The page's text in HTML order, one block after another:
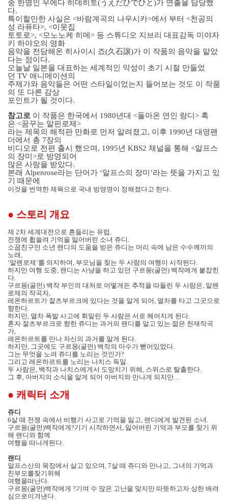
중 한명인 우에다 히데히토(うえだひでひと)가 연출을 담당했
다.
특이할만한 사실은 <바람계곡의 나우시카>에서 부터 <천공의
성 라퓨타>, <이웃집
토토로>, <모노노케 히메 > 등 스튜디오 지브리 대표감독 미야자
키 하야오의 영화
음악을 전담해온 히사이시 죠(久石譲)가 이 작품의 음악을 맡았
다는 점이다.
오늘날 일본을 대표하는 세계적인 악성이 초기 시절 만들었
던 TV 애니메이션의
주제가와 음악들은 어떤 스타일이었는지 들어보는 것도 이 작품
의 또 다른 감상
포인트가 될 것이다.
참고로 이 작품은 한국에서 1980년대 <돌아온 연인 랑디 > 혹
은 <꿈꾸는 알핀로제 >
라는 제목의 해적판 만화로 먼저 알려졌고, 이후 1990년 대영팬
더에서 총 7장의
비디오로 전편 출시 했으며 , 1995년 KBS2 채널을 통해 <알프스
의 장미 >로 방영되어
많은 사랑을 받았다.
본래 Alpenrose라는 단어가 ‘알프스의 장미’라는 뜻을 가지고 있
기 때문에
이것을 번역한 제목으로 국내 방영명이 정해졌다고 한다.
● 스토리 개요
제 2차 세계대전으로 흔들리는 유럽 .
전쟁에 휩쓸려 기억을 잃어버린 소녀 쥬디 .
소꿉친구인 소년 랜디의 도움을 받은 쥬디는 머리 속에 남은 수수께끼의
노래,
‘알펜로제’를 의지하며, 부모님을 찾는 두 사람의 여행이 시작된다.
하지만 여행 도중, 랜디는 사냥을 하고 있던 구르몽(굴먼) 백작에게 붙잡힌
다.
구르몽(굴먼) 백작 부인의 대처로 어떻게든 추적을 따돌린 두 사람은, 알펜
로제의 작곡자,
레온하르트가 잘츠부르크에 있다는 것을 알게 되어, 열차를 타고 그곳으로
향한다.
하지만, 열차 폭발 사고에 휘말린 두 사람은 서로 헤어지게 된다.
혼자 잘츠부르크로 향한 쥬디는 과거의 랜디를 알고 있는 젊은 천재작곡
가,
레온하르트를 만나 자신의 과거를 알게 된다.
하지만, 그곳에도 구르몽(굴먼) 백작의 마수가 뻗어있었다.
그는 무엇을 노려 쥬디를 노리는 것인가?
그리고 레온하르트를 노리는 나치스 독일 .
두 사람은, 백작과 나치스에게서 도망치기 위해, 스위스로 탈출한다.
그 후, 아버지의 소식을 알게 되어 아버지와 만나게 되지만…
● 캐릭터 소개
쥬디
6살 때 전쟁 속에서 비행기 사고로 기억을 잃고, 랜디에게 발견된 소녀 .
구르몽(굴먼)백작에게?기기 시작하면서, 잃어버린 기억과 부모를 찾기 위
해 랜디와 함께
여행을 떠나게된다.
랜디
알프스산의 목장에서 살고 있으며, 7살 때 쥬디와 만나고, 그녀의 기억과
친부모를찾기위해
여행을떠난다.
구르몽(굴먼)백작에게 ?기며 수 많은 고난을 맞지만 따뜻하고자 상한 배려
심으로이겨낸다.